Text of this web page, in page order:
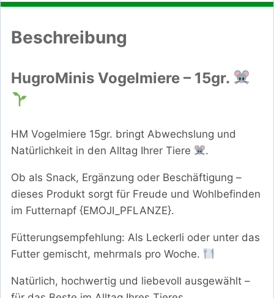
Beschreibung
HugroMinis Vogelmiere – 15gr.
HM Vogelmiere 15gr. bringt Abwechslung und
Natürlichkeit in den Alltag Ihrer Tiere
.
Ob als Snack, Ergänzung oder Beschäftigung –
dieses Produkt sorgt für Freude und Wohlbefinden
im Futternapf {EMOJI_PFLANZE}.
Fütterungsempfehlung: Als Leckerli oder unter das
Futter gemischt, mehrmals pro Woche.
Natürlich, hochwertig und liebevoll ausgewählt –